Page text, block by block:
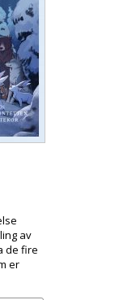
av
de fire
er